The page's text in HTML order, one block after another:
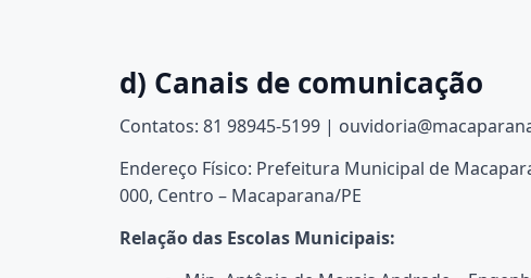
d) Canais de comunicação
Contatos: 81 98945-5199 |
Endereço Físico: Prefeitura Municipal de
000, Centro – Macaparana/PE
Relação das Escolas Municipais: